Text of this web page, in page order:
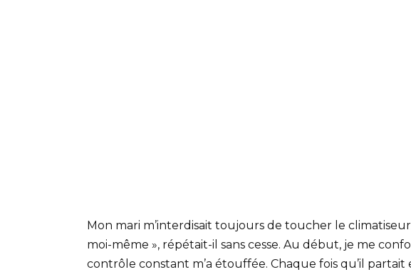
Mon mari m’interdisait toujours de toucher le
moi-même », répétait-il sans cesse. Au début, je me
contrôle constant m’a étouffée. Chaque fois qu’il partait